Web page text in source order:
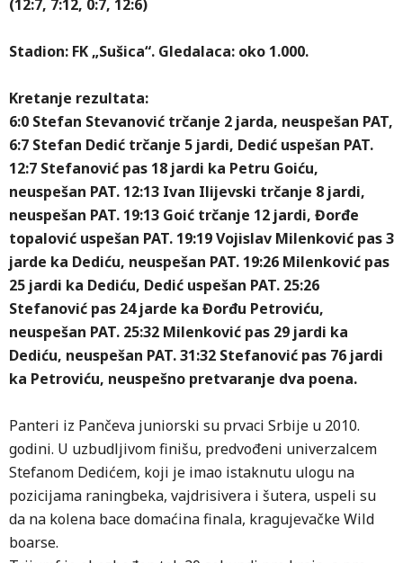
(12:7, 7:12, 0:7, 12:6)
Stadion: FK „Sušica“. Gledalaca: oko 1.000.
Kretanje rezultata:
6:0 Stefan Stevanović trčanje 2 jarda, neuspešan PAT,
6:7 Stefan Dedić trčanje 5 jardi, Dedić uspešan PAT.
12:7 Stefanović pas 18 jardi ka Petru Goiću,
neuspešan PAT. 12:13 Ivan Ilijevski trčanje 8 jardi,
neuspešan PAT. 19:13 Goić trčanje 12 jardi, Đorđe
topalović uspešan PAT. 19:19 Vojislav Milenković pas 3
jarde ka Dediću, neuspešan PAT. 19:26 Milenković pas
25 jardi ka Dediću, Dedić uspešan PAT. 25:26
Stefanović pas 24 jarde ka Đorđu Petroviću,
neuspešan PAT. 25:32 Milenković pas 29 jardi ka
Dediću, neuspešan PAT. 31:32 Stefanović pas 76 jardi
ka Petroviću, neuspešno pretvaranje dva poena.
Panteri iz Pančeva juniorski su prvaci Srbije u 2010.
godini. U uzbudljivom finišu, predvođeni univerzalcem
Stefanom Dedićem, koji je imao istaknutu ulogu na
pozicijama raningbeka, vajdrisivera i šutera, uspeli su
da na kolena bace domaćina finala, kragujevačke Wild
boarse.